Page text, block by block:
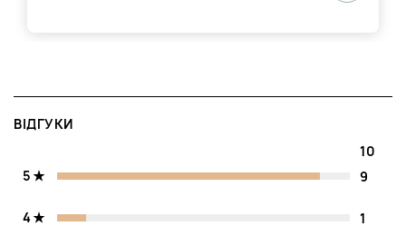
ВІДГУКИ
10
5
9
4 1